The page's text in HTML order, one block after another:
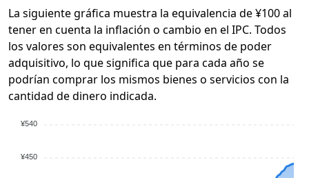
La siguiente gráfica muestra la equivalencia de ¥100 al
tener en cuenta la inflación o cambio en el IPC. Todos
los valores son equivalentes en términos de poder
adquisitivo, lo que significa que para cada año se
podrían comprar los mismos bienes o servicios con la
cantidad de dinero indicada.
¥540
¥450